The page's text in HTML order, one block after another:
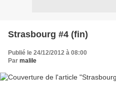
Strasbourg #4 (fin)
Publié le 24/12/2012 à 08:00
Par malile